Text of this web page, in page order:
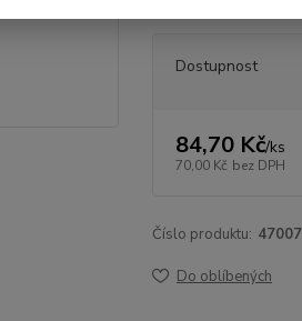
Dostupnost
84,70 Kč/ks
70,00 Kč bez DPH
Číslo produktu:
Do oblíbených